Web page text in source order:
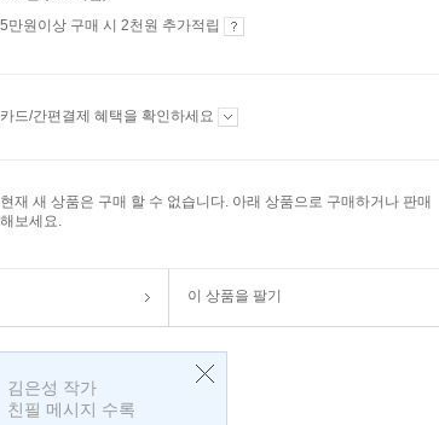
5만원이상 구매 시 2천원 추가적립
카드/간편결제 혜택을 확인하세요
현재 새 상품은 구매 할 수 없습니다. 아래 상품으로 구매하거나 판매
해보세요.
이 상품을 팔기
김은성 작가
친필 메시지 수록